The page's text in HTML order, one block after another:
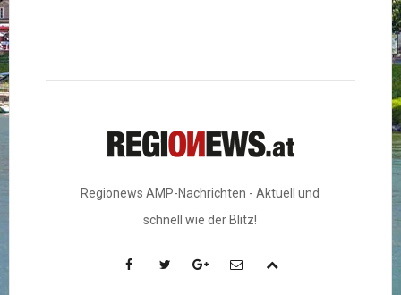
Regionews AMP-Nachrichten - Aktuell und
schnell wie der Blitz!